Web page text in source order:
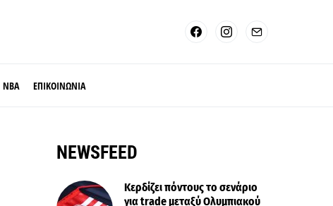
ΝΒΑ ΕΠΙΚΟΙΝΩΝΙΑ
NEWSFEED
Κερδίζει πόντους το σενάριο
για trade μεταξύ Ολυμπιακού